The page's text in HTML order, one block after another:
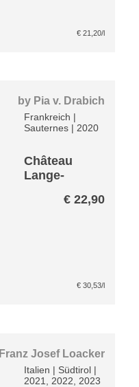
€21,20/l
by Pia v. Drabich
Frankreich |
Sauternes | 2020
Château
Lange-
Sauternes
€22,90
€30,53/l
Franz Josef Loacker
Italien | Südtirol |
2021, 2022, 2023